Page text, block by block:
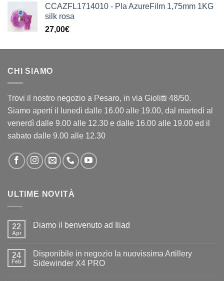
CCAZFL1714010 - Pla AzureFilm 1,75mm 1KG
silk rosa
27,00€
CHI SIAMO
Trovi il nostro negozio a Pesaro, in via Giolitti 48/50.
Siamo aperti il lunedì dalle 16.00 alle 19.00, dal martedì al
venerdì dalle 9.00 alle 12.30 e dalle 16.00 alle 19.00 ed il
sabato dalle 9.00 alle 12.30
ULTIME NOVITÀ
22
Apr
Diamo il benvenuto ad Iliad
Diamo
il
benvenuto
24
Feb
Disponibile in negozio la nuovissima Artillery
Sidewinder X4 PRO